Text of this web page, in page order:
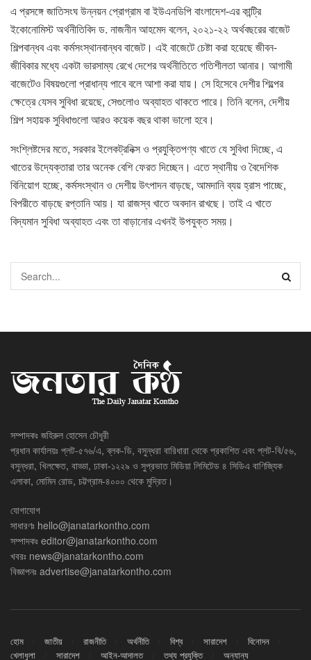
এ প্রসঙ্গে জাতিসংঘ উন্নয়ন প্রোগ্রাম বা ইউএনডিপি বাংলাদেশ-এর কান্ট্রি
ইকোনোমিস্ট অর্থনীতিবিদ ড. নাজনীন আহমেদ বলেন, ২০২১-২২ অর্থবছরের বাজেট
শিল্পবান্ধব এবং কর্মসংস্থানবান্ধব বাজেট। এই বাজেটে চেষ্টা করা হয়েছে জীবন-
জীবিকার মধ্যে একটা ভারসাম্য রেখে দেশের অর্থনীতিতে গতিশীলতা আনার। আগামী
বাজেটেও বিষয়গুলো প্রাধান্য পাবে বলে আশা করা যায়। সে হিসেবে দেশীর শিল্পের
ক্ষেত্রে যেসব সুবিধা রয়েছে, সেগুলোও অব্যাহত থাকতে পারে। তিনি বলেন, দেশীয়
শিল্প সহায়ক সুবিধাগুলো আরও কয়েক বছর থাকা ভালো হবে।
সংশ্লিষ্টদের মতে, সরকার ইলেকট্রনিক্স ও প্রযুক্তিপণ্য খাতে যে সুবিধা দিচ্ছে, এ
খাতের উদ্যেক্তারা তার অনেক বেশি ফেরত দিচ্ছেন। এতে স্থানীয় ও বৈদেশিক
বিনিয়োগ হচ্ছে, কর্মসংস্থান ও দেশীয় উৎপাদন বাড়ছে, আমদানি ব্যয় হ্রাস পাচ্ছে,
বিপরীতে বাড়ছে রপ্তানি আয়। যা রাজস্ব খাতে অবদান রাখছে। তাই এ খাতে
বিদ্যমান সুবিধা অব্যাহত এবং তা বাড়ানোর এখনই উপযুক্ত সময়।
সম্পাদকঃ জহিরুল হোসেন চৌধুরী
প্রধান কার্যালয়ঃ প্লট-৫৭৬/এ, ব্লক-ডি, বসুন্ধরা বারিধারা থেকে প্রকাশিত এবং প্লট-বি/৫৬,
বসুন্ধরা, খিলক্ষেত, বাড্ডা, ঢাকা-১২২৯ ও সুপ্রভাত মিডিয়া লিমিটেড ৪ সিডিএ বাণিজ্যিক
এলাকা, মোমিন রোড, চট্টগ্রাম-৪০০০ থেকে মুদ্রিত।
যোগাযোগ
সাধারণঃ hello@janatarkontho.com
সম্পাদকঃ editor@janatarkontho.com
খবরঃ news@janatarkontho.com
বিজ্ঞাপনঃ advertise@janatarkontho.com
হোম জাতীয় রাজনীতি অর্থনীতি বিশ্ব সারাদেশ
বিনোদন
খেলাধুলা
সারাদেশ আইন-আদালত তথ্য প্রযুক্তি অন্যান্য